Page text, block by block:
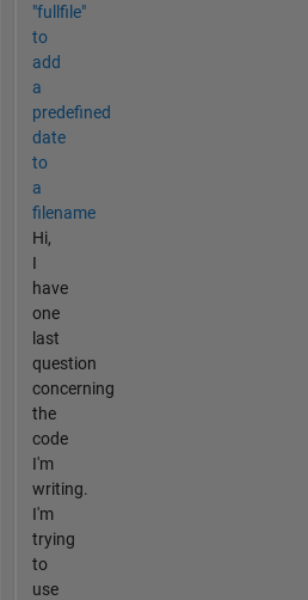
"fullfile"
to
add
a
predefined
date
to
a
filename
Hi,
I
have
one
last
question
concerning
the
code
I'm
writing.
I'm
trying
to
use